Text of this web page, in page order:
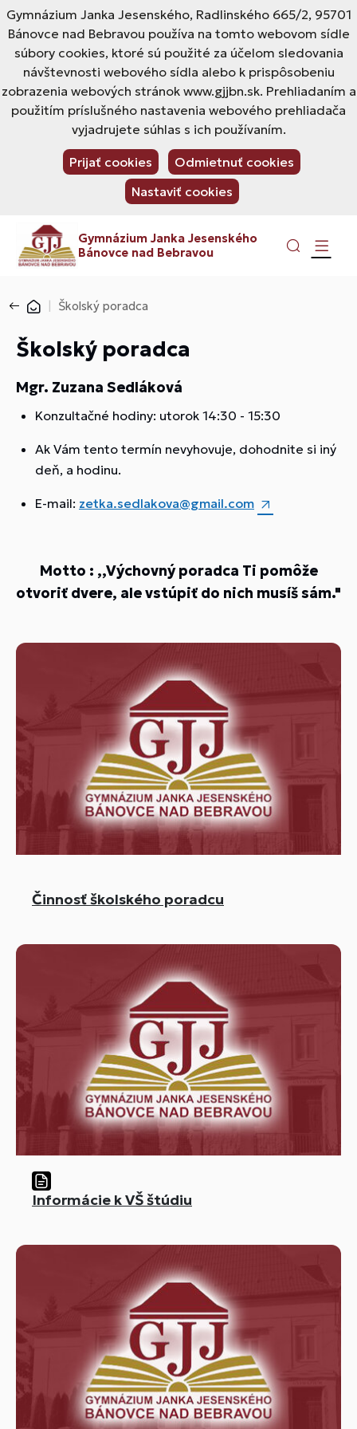
Gymnázium Janka Jesenského, Radlinského 665/2, 95701
Bánovce nad Bebravou používa na tomto webovom sídle
súbory cookies, ktoré sú použité za účelom sledovania
návštevnosti webového sídla alebo k prispôsobeniu
zobrazenia webových stránok www.gjjbn.sk. Prehliadaním a
použitím príslušného nastavenia webového prehliadača
vyjadrujete súhlas s ich používaním.
Prijať cookies
Odmietnuť cookies
Nastaviť cookies
Gymnázium Janka Jesenského
Bánovce nad Bebravou
Školský poradca
Školský poradca
Mgr. Zuzana Sedláková
Konzultačné hodiny: utorok 14:30 - 15:30
Ak Vám tento termín nevyhovuje, dohodnite si iný
deň, a hodinu.
E-mail: zetka.sedlakova@gmail.com
Motto : ,,Výchovný poradca Ti pomôže
otvoriť dvere, ale vstúpiť do nich musíš sám."
Činnosť školského poradcu
Informácie k VŠ štúdiu